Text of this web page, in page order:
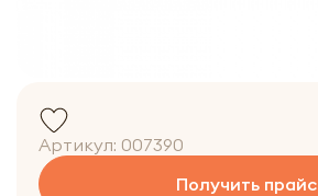
Артикул: 007390
Получить прайс